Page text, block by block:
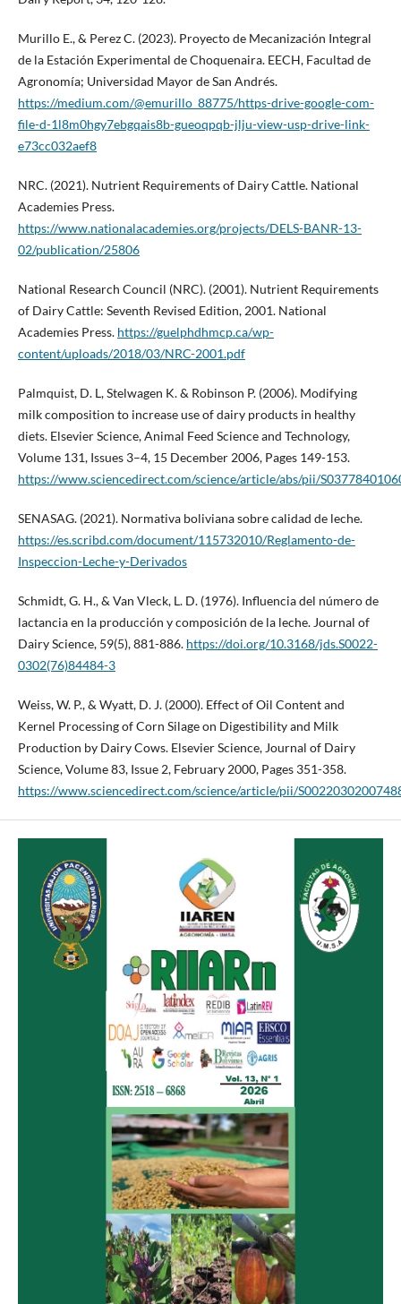
Murillo E., & Perez C. (2023). Proyecto de Mecanización Integral
de la Estación Experimental de Choquenaira. EECH, Facultad de
Agronomía; Universidad Mayor de San Andrés.
https://medium.com/@emurillo_88775/https-drive-google-com-
file-d-1l8m0hgy7ebgqais8b-gueoqpqb-jlju-view-usp-drive-link-
e73cc032aef8
NRC. (2021). Nutrient Requirements of Dairy Cattle. National
Academies Press.
https://www.nationalacademies.org/projects/DELS-BANR-13-
02/publication/25806
National Research Council (NRC). (2001). Nutrient Requirements
of Dairy Cattle: Seventh Revised Edition, 2001. National
Academies Press. https://guelphdhmcp.ca/wp-
content/uploads/2018/03/NRC-2001.pdf
Palmquist, D. L, Stelwagen K. & Robinson P. (2006). Modifying
milk composition to increase use of dairy products in healthy
diets. Elsevier Science, Animal Feed Science and Technology,
Volume 131, Issues 3–4, 15 December 2006, Pages 149-153.
https://www.sciencedirect.com/science/article/abs/pii/
SENASAG. (2021). Normativa boliviana sobre calidad de leche.
https://es.scribd.com/document/115732010/Reglamento-de-
Inspeccion-Leche-y-Derivados
Schmidt, G. H., & Van Vleck, L. D. (1976). Influencia del número de
lactancia en la producción y composición de la leche. Journal of
Dairy Science, 59(5), 881-886. https://doi.org/10.3168/jds.S0022-
0302(76)84484-3
Weiss, W. P., & Wyatt, D. J. (2000). Effect of Oil Content and
Kernel Processing of Corn Silage on Digestibility and Milk
Production by Dairy Cows. Elsevier Science, Journal of Dairy
Science, Volume 83, Issue 2, February 2000, Pages 351-358.
https://www.sciencedirect.com/science/article/pii/